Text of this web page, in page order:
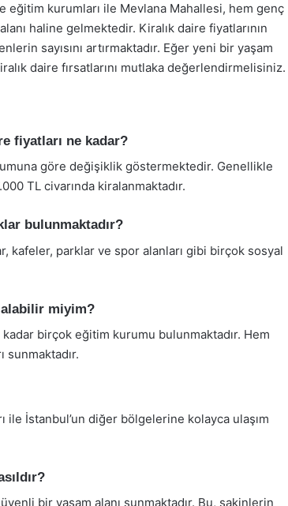
eğitim kurumları ile Mevlana Mahallesi, hem genç
haline gelmektedir. Kiralık daire fiyatlarının
sayısını artırmaktadır. Eğer yeni bir yaşam
daire fırsatlarını mutlaka değerlendirmelisiniz.
fiyatları ne kadar?
göre değişiklik göstermektedir. Genellikle
TL civarında kiralanmaktadır.
bulunmaktadır?
kafeler, parklar ve spor alanları gibi birçok sosyal
alabilir miyim?
birçok eğitim kurumu bulunmaktadır. Hem
sunmaktadır.
İstanbul’un diğer bölgelerine kolayca ulaşım
bir yaşam alanı sunmaktadır. Bu, sakinlerin